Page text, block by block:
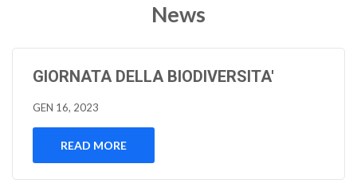
News
GIORNATA DELLA BIODIVERSITA'
GEN 16, 2023
READ MORE